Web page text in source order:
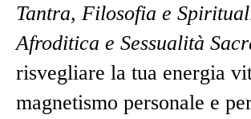
Tantra, Filosofia e
Afroditica e Sessualità
risvegliare la tua energia
magnetismo personale e